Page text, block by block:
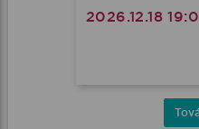
2026.12.18